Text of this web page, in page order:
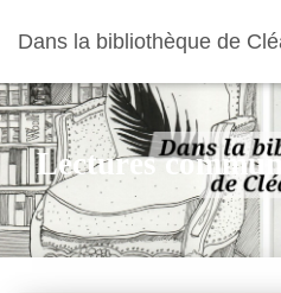
Dans la bibliothèque de
Lectures